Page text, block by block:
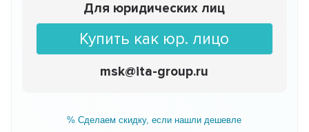
Для юридических лиц
Купить как юр. лицо
msk@ita-group.ru
% Сделаем скидку, если нашли дешевле